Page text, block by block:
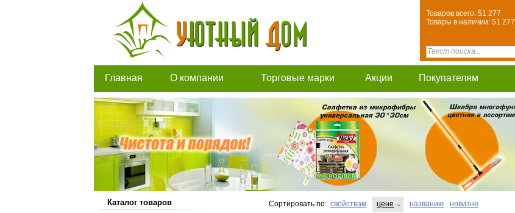
Товаров всего: 51 277
Товары в наличии: 51 277
Главная О компании Торговые марки Акции Покупателям
Каталог товаров Сортировать по: свойствам цене названию новизне